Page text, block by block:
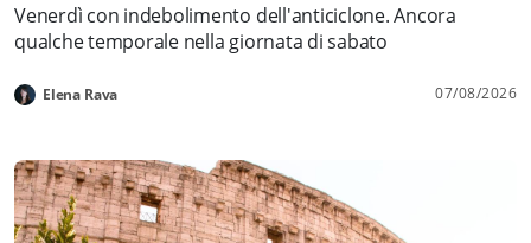
Venerdì con indebolimento dell'anticiclone. Ancora
qualche temporale nella giornata di sabato
Elena Rava 07/08/2026